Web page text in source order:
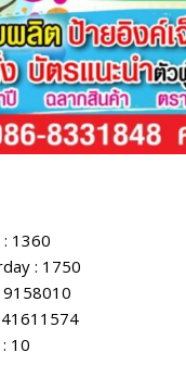
1360
: 1750
10